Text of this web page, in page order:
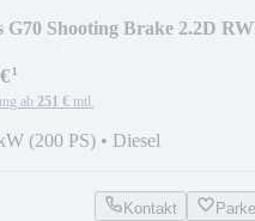
G70 Shooting Brake 2.2D
¹
ab 251 € mtl.
(200 PS) • Diesel
Kontakt